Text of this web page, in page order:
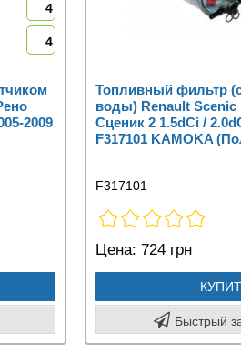
4
4
2009
Топливный фильтр
воды) Renault Scenic
Сценик 2 1.5dCi /
F317101 KAMOKA
F317101
Цена: 724 грн
Быстрый